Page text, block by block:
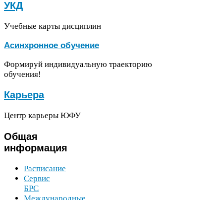
УКД
Учебные карты дисциплин
Асинхронное обучение
Формируй индивидуальную траекторию
обучения!
Карьера
Центр карьеры ЮФУ
Общая
информация
Расписание
Сервис
БРС